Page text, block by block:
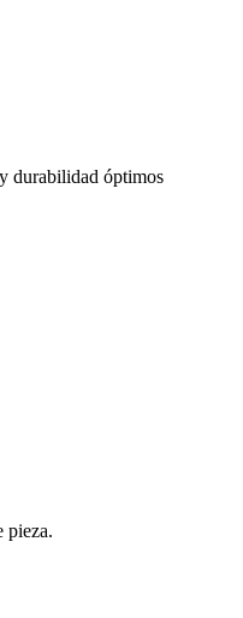
durabilidad óptimos
pieza.